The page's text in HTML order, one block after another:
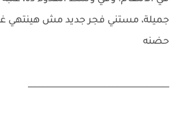
جميلة، مستني فجر جديد مش هينتهي
حضنه
__________________________________